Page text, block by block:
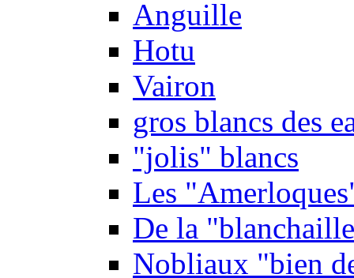
Anguille
Hotu
Vairon
gros blancs des
"jolis" blancs
Les
De la
Nobliaux "bien